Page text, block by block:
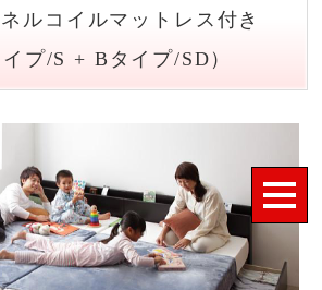
ルコイルマットレス付き
プ/S + Bタイプ/SD）